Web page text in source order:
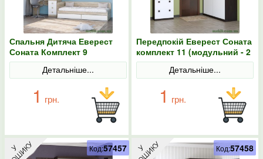
Спальня Дитяча Еверест
Соната Комплект 9
(модульна - 3 елементи)
дуб сонома/білий
Детальніше...
1 грн.
Передпокій Еверест Соната
комплект 11 (модульний - 2
елементи) венге темний/
Детальніше...
1 грн.
Код:57457 Код:57458